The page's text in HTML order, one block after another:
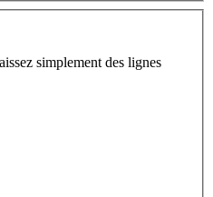
simplement des lignes